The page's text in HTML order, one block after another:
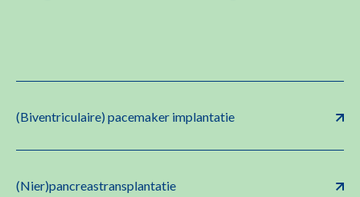
(Biventriculaire) pacemaker implantatie
(Nier)pancreastransplantatie